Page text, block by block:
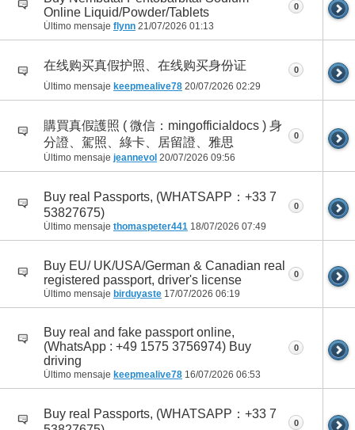
Online Liquid/Powder/Tablets
Último mensaje flynn 21/07/2026 01:13
0
在线购买真假护照、在线购买身份证
Último mensaje keepmealive78 20/07/2026 02:29
0
購買真假護照 ( 微信：mingofficialdocs ) 身
分證、駕照、綠卡、居留證、雅思
Último mensaje jeannevol 20/07/2026 09:56
0
Buy real Passports, (WHATSAPP：+33 7
53827675)
Último mensaje thomaspeter441 18/07/2026 07:49
0
Buy EU/ UK/USA/German & Canadian real
registered passport, driver's license
Último mensaje birduyaste 17/07/2026 06:19
0
Buy real and fake passport online,
(WhatsApp : +49 1575 3756974) Buy
driving
Último mensaje keepmealive78 16/07/2026 06:53
0
Buy real Passports, (WHATSAPP：+33 7
0